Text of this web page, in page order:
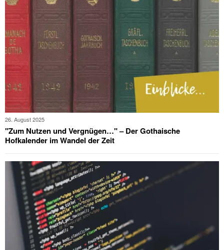
26. August 2025
"Zum Nutzen und Vergnügen…" – Der Gothaische
Hofkalender im Wandel der Zeit